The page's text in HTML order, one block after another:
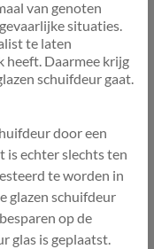
van genoten
situaties.
te laten
heeft. Daarmee krijg
schuifdeur gaat.
door een
is echter slechts ten
te worden in
glazen schuifdeur
op de
glas is geplaatst.